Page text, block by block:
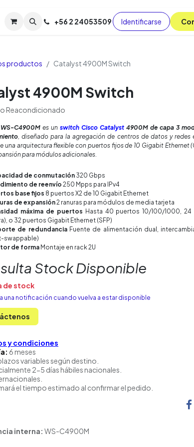
TPM (CL) Tienda Cursos Blog
+56 2 24053509 Identificarse
productos Catalyst 4900M Switch
4900M Switch
Reacondicionado
WS-C4900M es un switch Cisco Catalyst 4900M de capa 3
, diseñado para la agregación de centros de datos y redes
una arquitectura flexible con puertos fijos de 10 Gigabit Ethernet
para módulos adicionales.
de conmutación320 Gbps
de reenvío 250 Mpps para IPv4
base fijos 8 puertos X2 de 10 Gigabit Ethernet
de expansión2 ranuras para módulos de media tarjeta
máxima de puertos Hasta 40 puertos 10/100/1000, 24
o 32 puertos Gigabit Ethernet (SFP)
de redundanciaFuente de alimentación dual,
swappable)
de forma Montaje en rack 2U
Stock Disponible
de stock
una notificación cuando vuelva a estar disponible
y condiciones
6 meses
variables según destino.
2-5 días hábiles nacionales.
el tiempo estimado al confirmar el pedido.
interna: WS-C4900M